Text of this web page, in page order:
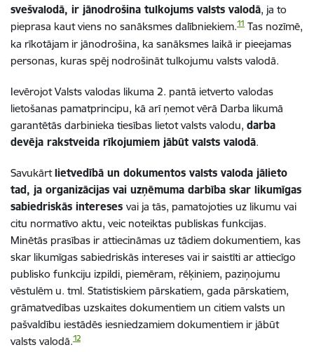
svešvalodā, ir jānodrošina tulkojums valsts valodā, ja to
pieprasa kaut viens no sanāksmes dalībniekiem.11 Tas nozīmē,
ka rīkotājam ir jānodrošina, ka sanāksmes laikā ir pieejamas
personas, kuras spēj nodrošināt tulkojumu valsts valodā.
Ievērojot Valsts valodas likuma 2. pantā ietverto valodas
lietošanas pamatprincipu, kā arī ņemot vērā Darba likumā
garantētās darbinieka tiesības lietot valsts valodu, darba
devēja rakstveida rīkojumiem jābūt valsts valodā.
Savukārt lietvedībā un dokumentos valsts valoda jālieto
tad, ja organizācijas vai uzņēmuma darbība skar likumīgas
sabiedriskās intereses vai ja tās, pamatojoties uz likumu vai
citu normatīvo aktu, veic noteiktas publiskas funkcijas.
Minētās prasības ir attiecināmas uz tādiem dokumentiem, kas
skar likumīgas sabiedriskās intereses vai ir saistīti ar attiecīgo
publisko funkciju izpildi, piemēram, rēķiniem, paziņojumu
vēstulēm u. tml. Statistiskiem pārskatiem, gada pārskatiem,
grāmatvedības uzskaites dokumentiem un citiem valsts un
pašvaldību iestādēs iesniedzamiem dokumentiem ir jābūt
valsts valodā.12